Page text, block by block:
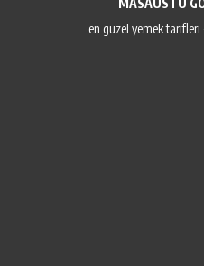
MASAÜSTÜ
en güzel yemek